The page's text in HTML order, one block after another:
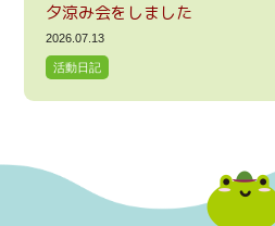
夕涼み会をしました
2026.07.13
活動日記